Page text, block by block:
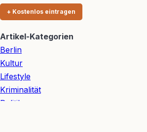
+ Kostenlos eintragen
Artikel-Kategorien
Berlin
Kultur
Lifestyle
Kriminalität
Politik